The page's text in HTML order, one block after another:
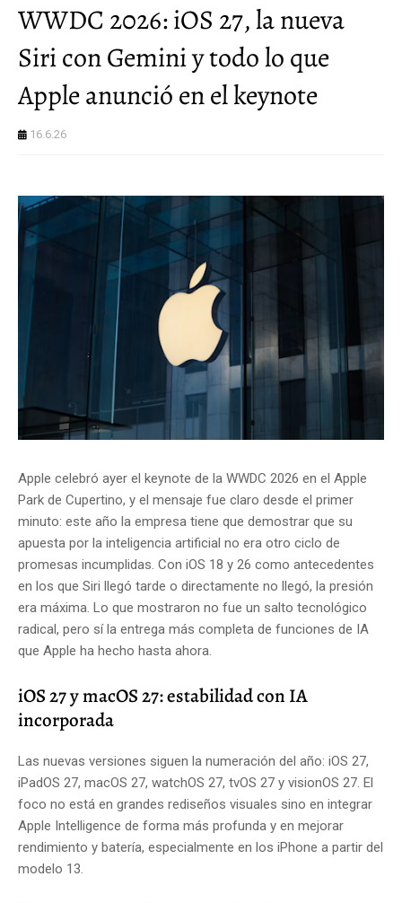
WWDC 2026: iOS 27, la nueva
Siri con Gemini y todo lo que
Apple anunció en el keynote
16.6.26
Apple celebró ayer el keynote de la WWDC 2026 en el Apple
Park de Cupertino, y el mensaje fue claro desde el primer
minuto: este año la empresa tiene que demostrar que su
apuesta por la inteligencia artificial no era otro ciclo de
promesas incumplidas. Con iOS 18 y 26 como antecedentes
en los que Siri llegó tarde o directamente no llegó, la presión
era máxima. Lo que mostraron no fue un salto tecnológico
radical, pero sí la entrega más completa de funciones de IA
que Apple ha hecho hasta ahora.
iOS 27 y macOS 27: estabilidad con IA
incorporada
Las nuevas versiones siguen la numeración del año: iOS 27,
iPadOS 27, macOS 27, watchOS 27, tvOS 27 y visionOS 27. El
foco no está en grandes rediseños visuales sino en integrar
Apple Intelligence de forma más profunda y en mejorar
rendimiento y batería, especialmente en los iPhone a partir del
modelo 13.